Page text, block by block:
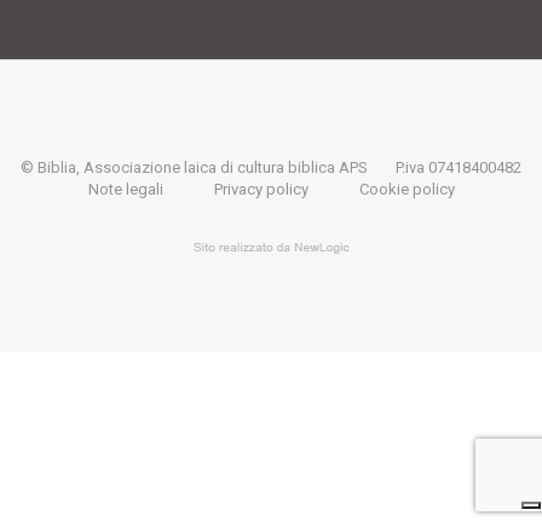
© Biblia, Associazione laica di cultura biblica APS
P.iva 07418400482
Note legali
Privacy policy Cookie policy